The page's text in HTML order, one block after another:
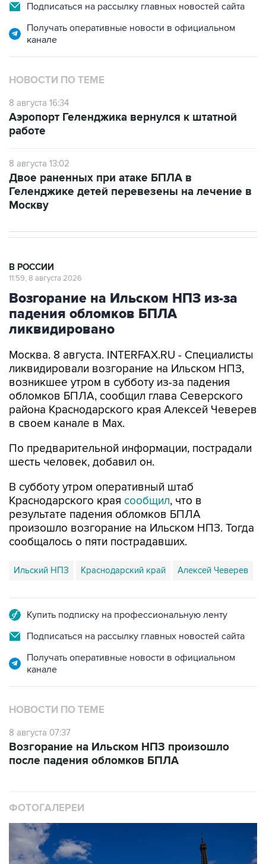
Подписаться на рассылку главных новостей сайта
Получать оперативные новости в официальном
канале
НОВОСТИ ПО ТЕМЕ
8 августа 16:34
Аэропорт Геленджика вернулся к штатной
работе
8 августа 13:02
Двое раненных при атаке БПЛА в
Геленджике детей перевезены на лечение в
Москву
В РОССИИ
11:59, 8 августа 2026
Возгорание на Ильском НПЗ из-за
падения обломков БПЛА
ликвидировано
Москва. 8 августа. INTERFAX.RU - Специалисты
ликвидировали возгорание на Ильском НПЗ,
возникшее утром в субботу из-за падения
обломков БПЛА, сообщил глава Северского
района Краснодарского края Алексей Чеверев
в своем канале в Max.
По предварительной информации, пострадали
шесть человек, добавил он.
В субботу утром оперативный штаб
Краснодарского края сообщил, что в
результате падения обломков БПЛА
произошло возгорание на Ильском НПЗ. Тогда
сообщалось о пяти пострадавших.
Ильский НПЗ Краснодарский край Алексей Чеверев
Купить подписку на профессиональную ленту
Подписаться на рассылку главных новостей сайта
Получать оперативные новости в официальном
канале
НОВОСТИ ПО ТЕМЕ
8 августа 07:37
Возгорание на Ильском НПЗ произошло
после падения обломков БПЛА
ФОТОГАЛЕРЕИ